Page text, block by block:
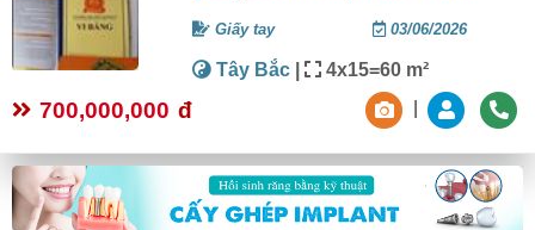
Giấy tay 03/06/2026
Tây Bắc | 4x15=60 m²
700,000,000 đ